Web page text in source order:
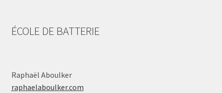
ÉCOLE DE BATTERIE
Raphaël Aboulker
raphaelaboulker.com